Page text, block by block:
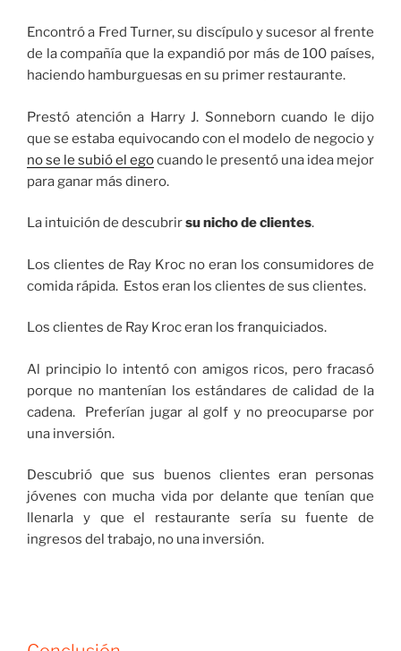
Encontró a Fred Turner, su discípulo y sucesor al frente
de la compañía que la expandió por más de 100 países,
haciendo hamburguesas en su primer restaurante.
Prestó atención a Harry J. Sonneborn cuando le dijo
que se estaba equivocando con el modelo de negocio y
no se le subió el egocuando le presentó una idea mejor
para ganar más dinero.
La intuición de descubrirsu nicho de clientes.
Los clientes de Ray Kroc no eran los consumidores de
comida rápida. Estos eran los clientes de sus clientes.
Los clientes de Ray Kroc eran los franquiciados.
Al principio lo intentó con amigos ricos, pero fracasó
porque no mantenían los estándares de calidad de la
cadena. Preferían jugar al golf y no preocuparse por
una inversión.
Descubrió que sus buenos clientes eran personas
jóvenes con mucha vida por delante que tenían que
llenarla y que el restaurante sería su fuente de
ingresos del trabajo, no una inversión.